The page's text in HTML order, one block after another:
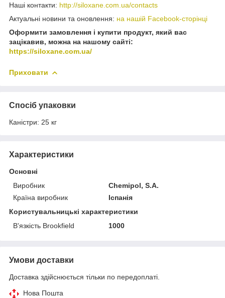
Наші контакти: http://siloxane.com.ua/contacts
Актуальні новини та оновлення: на нашій Facebook-сторінці
Оформити замовлення і купити продукт, який вас
зацікавив, можна на нашому сайті:
https://siloxane.com.ua/
Приховати
Спосіб упаковки
Каністри: 25 кг
Характеристики
Основні
Виробник
Chemipol, S.A.
Країна виробник
Іспанія
Користувальницькі характеристики
В'язкість Brookfield
1000
Умови доставки
Доставка здійснюється тільки по передоплаті.
Нова Пошта